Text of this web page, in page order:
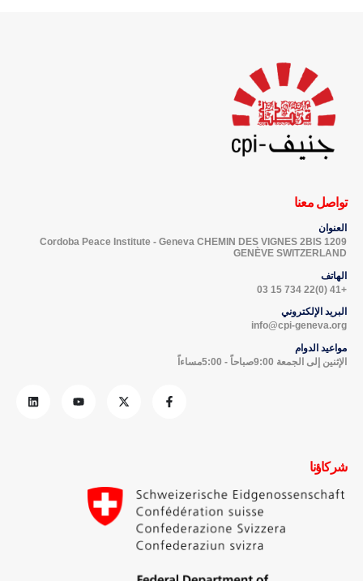
تواصل معنا
العنوان
Cordoba Peace Institute - Geneva CHEMIN DES VIGNES 2BIS 1209
GENÈVE SWITZERLAND
الهاتف
+41 (0)22 734 15 03
البريد الإلكتروني
info@cpi-geneva.org
مواعيد الدوام
الإثنين إلى الجمعة 9:00صباحاً - 5:00مساءاً
شركاؤنا